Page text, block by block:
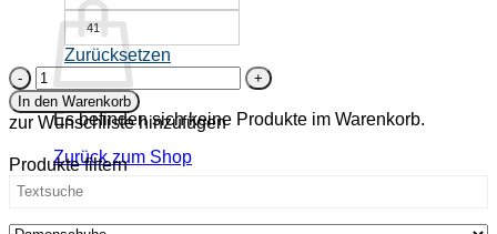
Es befinden sich keine Produkte im Warenkorb.
Zurück zum Shop
41
Zurücksetzen
Bio-
Sandalette
-
Gedenkemein
rot
Menge
In den Warenkorb
zur Wunschliste hinzufügen
Produkte filtern